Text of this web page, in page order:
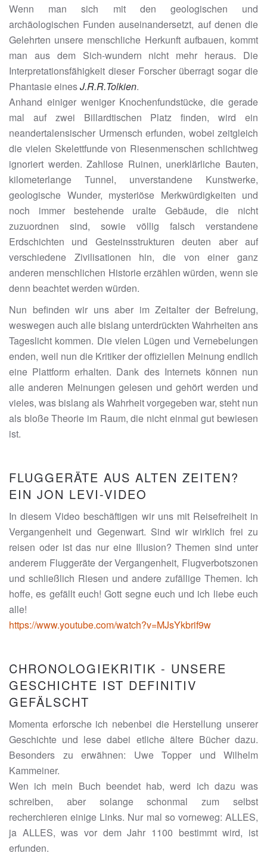
Wenn man sich mit den geologischen und
archäologischen Funden auseinandersetzt, auf denen die
Gelehrten unsere menschliche Herkunft aufbauen, kommt
man aus dem Sich-wundern nicht mehr heraus. Die
Interpretationsfähigkeit dieser Forscher überragt sogar die
Phantasie einesJ.R.R.Tolkien.
Anhand einiger weniger Knochenfundstücke, die gerade
mal auf zwei Billardtischen Platz finden, wird ein
neandertalensischer Urmensch erfunden, wobei zeitgleich
die vielen Skelettfunde von Riesenmenschen schlichtweg
ignoriert werden. Zahllose Ruinen, unerklärliche Bauten,
kilometerlange Tunnel, unverstandene Kunstwerke,
geologische Wunder, mysteriöse Merkwürdigkeiten und
noch immer bestehende uralte Gebäude, die nicht
zuzuordnen sind, sowie völlig falsch verstandene
Erdschichten und Gesteinsstrukturen deuten aber auf
verschiedene Zivilisationen hin, die von einer ganz
anderen menschlichen Historie erzählen würden, wenn sie
denn beachtet werden würden.
Nun befinden wir uns aber im Zeitalter der Befreiung,
weswegen auch alle bislang unterdrückten Wahrheiten ans
Tageslicht kommen. Die vielen Lügen und Vernebelungen
enden, weil nun die Kritiker der offiziellen Meinung endlich
eine Plattform erhalten. Dank des Internets können nun
alle anderen Meinungen gelesen und gehört werden und
vieles, was bislang als Wahrheit vorgegeben war, steht nun
als bloße Theorie im Raum, die nicht einmal gut bewiesen
ist.
FLUGGERÄTE AUS ALTEN ZEITEN?
EIN JON LEVI-VIDEO
In diesem Video beschäftigen wir uns mit Reisefreiheit in
Vergangenheit und Gegenwart. Sind wir wirklich frei zu
reisen oder ist das nur eine Illusion? Themen sind unter
anderem Fluggeräte der Vergangenheit, Flugverbotszonen
und schließlich Riesen und andere zufällige Themen. Ich
hoffe, es gefällt euch! Gott segne euch und ich liebe euch
alle!
https://www.youtube.com/watch?v=MJsYkbrif9w
CHRONOLOGIEKRITIK - UNSERE
GESCHICHTE IST DEFINITIV
GEFÄLSCHT
Momenta erforsche ich nebenbei die Herstellung unserer
Geschichte und lese dabei etliche ältere Bücher dazu.
Besonders zu erwähnen: Uwe Topper und Wilhelm
Kammeiner.
Wen ich mein Buch beendet hab, werd ich dazu was
schreiben, aber solange schonmal zum selbst
recherchieren einige Links. Nur mal so vorneweg: ALLES,
ja ALLES, was vor dem Jahr 1100 bestimmt wird, ist
erfunden.